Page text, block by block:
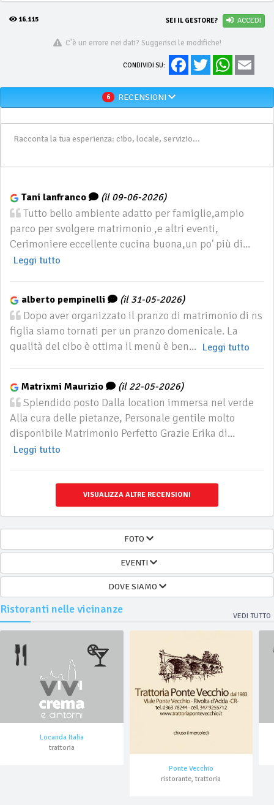
16.115 SEI IL GESTORE? ACCEDI
C'è un errore nei dati? Suggerisci le modifiche!
CONDIVIDI SU:
FacebookTwitter WhatsApp
6 RECENSIONI
Tani lanfranco (il 09-06-2026)
Tutto bello ambiente adatto per famiglie,ampio
parco per svolgere matrimonio ,e altri eventi,
Cerimoniere eccellente cucina buona,un po' più di...
Leggi tutto
alberto pempinelli (il 31-05-2026)
Dopo aver organizzato il pranzo di matrimonio di ns
figlia siamo tornati per un pranzo domenicale. La
qualità del cibo è ottima il menù è ben... Leggi tutto
Matrixmi Maurizio (il 22-05-2026)
Splendido posto Dalla location immersa nel verde
Alla cura delle pietanze, Personale gentile molto
disponibile Matrimonio Perfetto Grazie Erika di...
Leggi tutto
VISUALIZZA ALTRE RECENSIONI
FOTO
EVENTI
DOVE SIAMO
Ristoranti nelle vicinanze
VEDI TUTTO
Locanda Italia
trattoria
Ponte Vecchio
ristorante, trattoria